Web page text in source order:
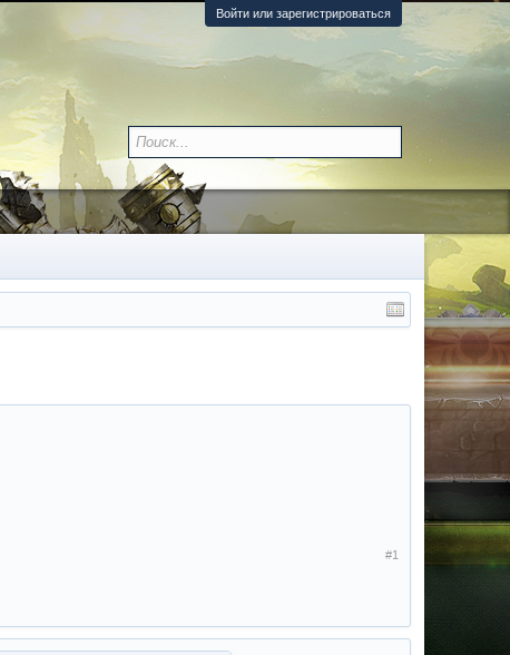
Войти или зарегистрироваться
#1